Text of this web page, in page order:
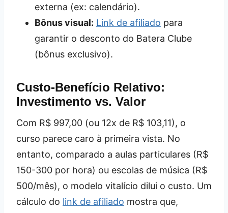
externa (ex: calendário).
Bônus visual: Link de afiliado para
garantir o desconto do Batera Clube
(bônus exclusivo).
Custo-Benefício Relativo:
Investimento vs. Valor
Com R$ 997,00 (ou 12x de R$ 103,11), o
curso parece caro à primeira vista. No
entanto, comparado a aulas particulares (R$
150-300 por hora) ou escolas de música (R$
500/mês), o modelo vitalício dilui o custo. Um
cálculo do link de afiliado mostra que,